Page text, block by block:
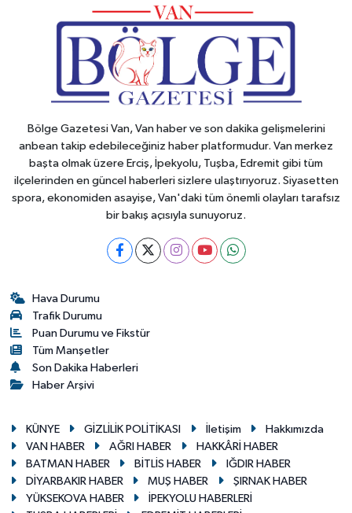
Bölge Gazetesi Van, Van haber ve son dakika gelişmelerini
anbean takip edebileceğiniz haber platformudur. Van merkez
başta olmak üzere Erciş, İpekyolu, Tuşba, Edremit gibi tüm
ilçelerinden en güncel haberleri sizlere ulaştırıyoruz. Siyasetten
spora, ekonomiden asayişe, Van'daki tüm önemli olayları tarafsız
bir bakış açısıyla sunuyoruz.
Hava Durumu
Trafik Durumu
Puan Durumu ve Fikstür
Tüm Manşetler
Son Dakika Haberleri
Haber Arşivi
KÜNYE GİZLİLİK POLİTİKASI İletişim
Hakkımızda
VAN HABER
AĞRI HABER
HAKKÂRİ HABER
BATMAN HABER
BİTLİS HABER
IĞDIR HABER
DİYARBAKIR HABER
MUŞ HABER
ŞIRNAK HABER
YÜKSEKOVA HABER
İPEKYOLU HABERLERİ